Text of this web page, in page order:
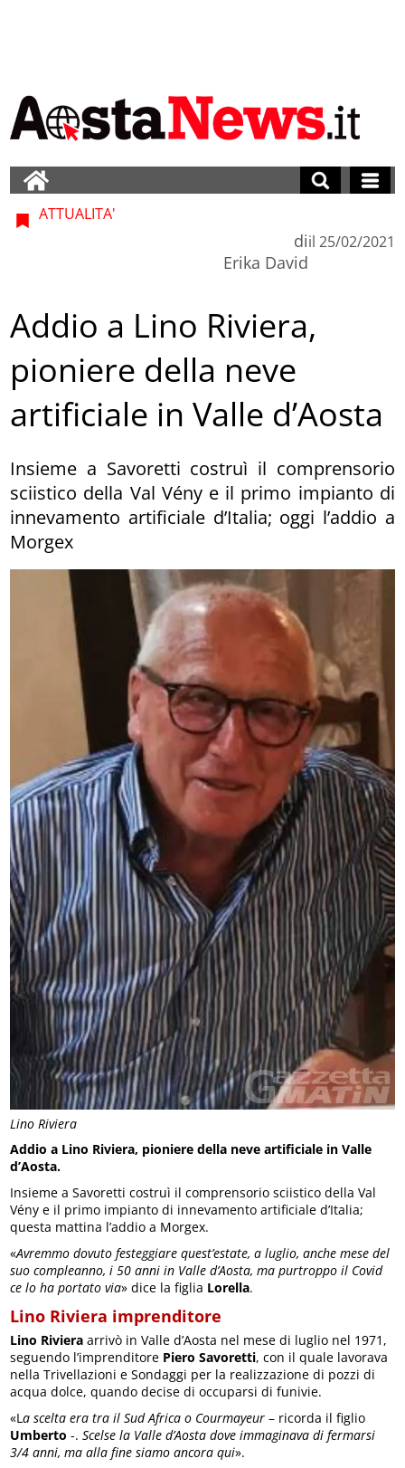
Lino Riviera
ATTUALITA'
di
Erika David
il 25/02/2021
Addio a Lino Riviera,
pioniere della neve
artificiale in Valle d’Aosta
Insieme a Savoretti costruì il comprensorio
sciistico della Val Vény e il primo impianto di
innevamento artificiale d’Italia; oggi l’addio a
Morgex
Addio a Lino Riviera, pioniere della neve artificiale in Valle
d’Aosta.
Insieme a Savoretti costruì il comprensorio sciistico della Val
Vény e il primo impianto di innevamento artificiale d’Italia;
questa mattina l’addio a Morgex.
«Avremmo dovuto festeggiare quest’estate, a luglio, anche mese del
suo compleanno, i 50 anni in Valle d’Aosta, ma purtroppo il Covid
ce lo ha portato via» dice la figlia Lorella.
Lino Riviera imprenditore
Lino Riviera arrivò in Valle d’Aosta nel mese di luglio nel 1971,
seguendo l’imprenditore Piero Savoretti, con il quale lavorava
nella Trivellazioni e Sondaggi per la realizzazione di pozzi di
acqua dolce, quando decise di occuparsi di funivie.
«La scelta era tra il Sud Africa o Courmayeur – ricorda il figlio
Umberto -.Scelse la Valle d’Aosta dove immaginava di fermarsi
3/4 anni, ma alla fine siamo ancora qui».